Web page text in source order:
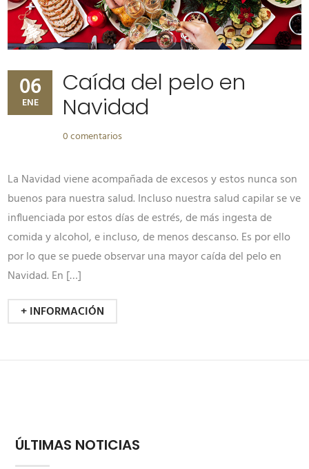
06
ENE
Caída del pelo en
Navidad
0 comentarios
La Navidad viene acompañada de excesos y estos nunca son
buenos para nuestra salud. Incluso nuestra salud capilar se ve
influenciada por estos días de estrés, de más ingesta de
comida y alcohol, e incluso, de menos descanso. Es por ello
por lo que se puede observar una mayor caída del pelo en
Navidad. En […]
+ INFORMACIÓN
ÚLTIMAS NOTICIAS